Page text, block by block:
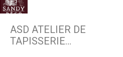
ASD ATELIER DE
TAPISSERIE